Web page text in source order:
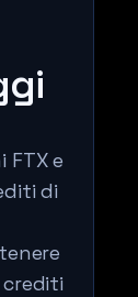
FTX e
di